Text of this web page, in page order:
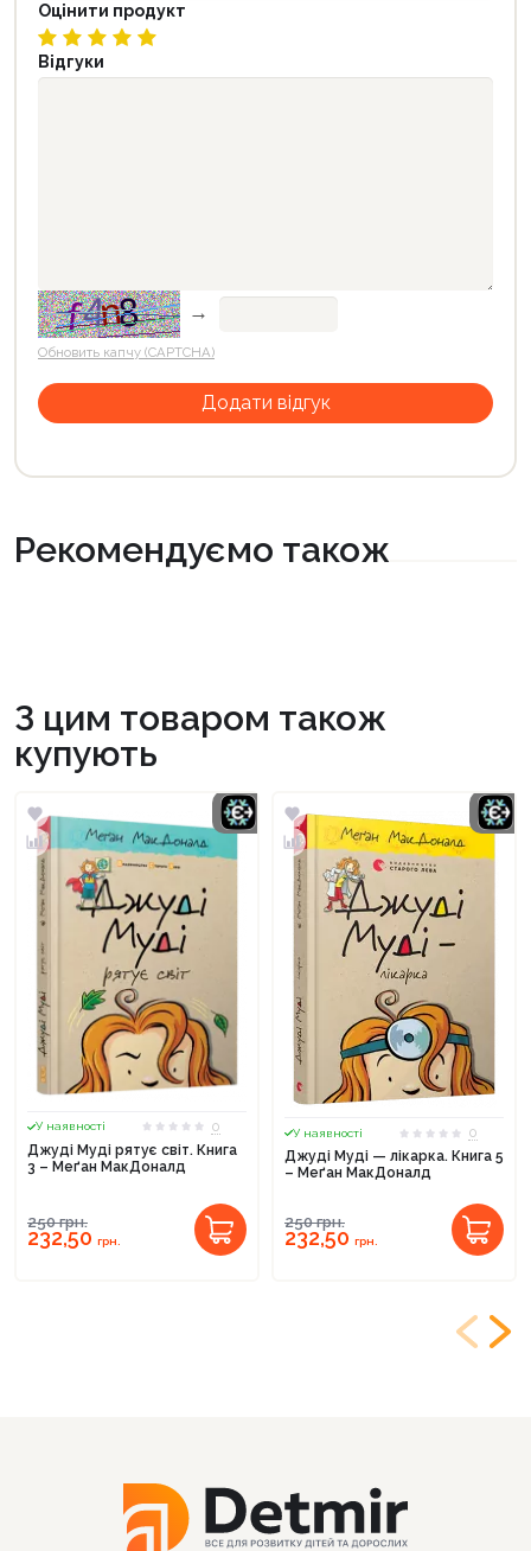
Оцінити продукт
Відгуки
→
Обновить капчу (CAPTCHA)
Рекомендуємо також
З цим товаром також
купують
У наявності
0
Джуді Муді рятує світ. Книга
3 – Меґан МакДоналд
250грн.
232,50 грн.
У наявності
0
Джуді Муді — лікарка. Книга 5
– Меґан МакДоналд
250грн.
232,50 грн.